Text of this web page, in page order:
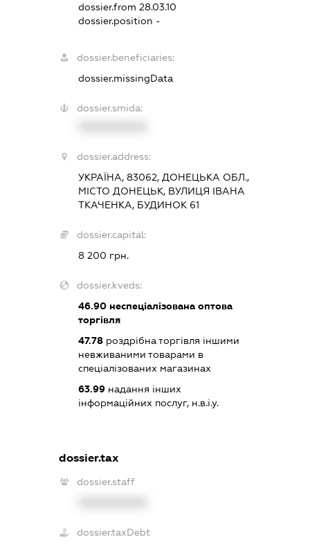
dossier.from 28.03.10
dossier.position -
dossier.beneficiaries:
dossier.missingData
dossier.smida:
dossier.address:
УКРАЇНА, 83062, ДОНЕЦЬКА ОБЛ.,
МІСТО ДОНЕЦЬК, ВУЛИЦЯ ІВАНА
ТКАЧЕНКА, БУДИНОК 61
dossier.capital:
8 200 грн.
dossier.kveds:
46.90 неспеціалізована оптова
торгівля
47.78 роздрібна торгівля іншими
невживаними товарами в
спеціалізованих магазинах
63.99 надання інших
інформаційних послуг, н.в.і.у.
dossier.tax
dossier.staff
dossier.taxDebt